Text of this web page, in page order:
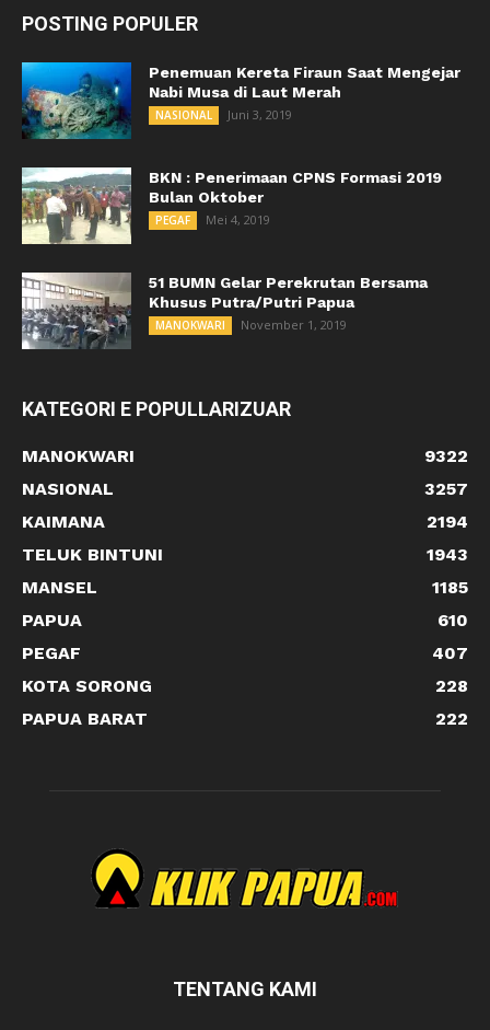
POSTING POPULER
Penemuan Kereta Firaun Saat Mengejar
Nabi Musa di Laut Merah
NASIONAL Juni 3, 2019
BKN : Penerimaan CPNS Formasi 2019
Bulan Oktober
PEGAF Mei 4, 2019
51 BUMN Gelar Perekrutan Bersama
Khusus Putra/Putri Papua
MANOKWARI November 1, 2019
KATEGORI E POPULLARIZUAR
MANOKWARI
9322
NASIONAL
3257
KAIMANA
2194
TELUK BINTUNI
1943
MANSEL
1185
PAPUA
610
PEGAF
407
KOTA SORONG
228
PAPUA BARAT
222
TENTANG KAMI